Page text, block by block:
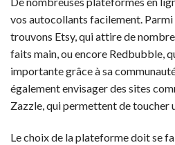
vos autocollants facilement. Parmi
trouvons Etsy, qui attire de
faits main, ou encore Redbubble,
importante grâce à sa
également envisager des sites
Zazzle, qui permettent de toucher
Le choix de la plateforme doit se